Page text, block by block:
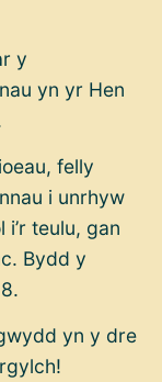
y
yn yr Hen
felly
i unrhyw
teulu, gan
Bydd y
yn y dre